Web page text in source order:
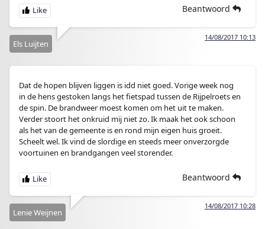
Beantwoord
14/08/2017 10:13
Els Luijten
Dat de hopen blijven liggen is idd niet goed. Vorige week nog
in de hens gestoken langs het fietspad tussen de Rijpelroets en
de spin. De brandweer moest komen om het uit te maken.
Verder stoort het onkruid mij niet zo. Ik maak het ook schoon
als het van de gemeente is en rond mijn eigen huis groeit.
Scheelt wel. Ik vind de slordige en steeds meer onverzorgde
voortuinen en brandgangen veel storender.
Beantwoord
14/08/2017 10:28
Lenie Weijnen